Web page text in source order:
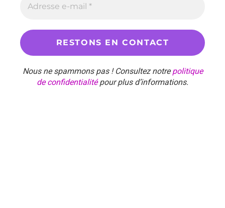
Nous ne spammons pas ! Consultez notrepolitique
de confidentialitépour plus d’informations.